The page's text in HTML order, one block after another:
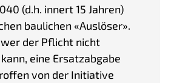
(d.h. innert 15 Jahren)
baulichen «Auslöser».
der Pflicht nicht
eine Ersatzabgabe
von der Initiative